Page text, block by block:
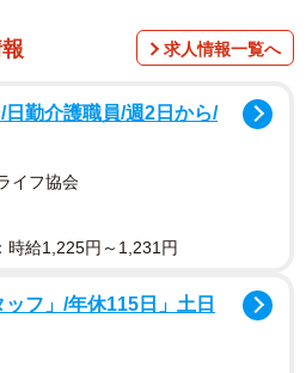
求人情報一覧へ
勤介護職員/週2日から/
イフ協会
時給1,225円～1,231円
フ」/年休115日」土日